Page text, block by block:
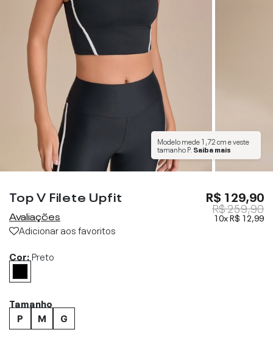
Modelo mede1,72 cme veste
tamanhoP. Saiba mais
Top V Filete Upfit
Avaliações
Adicionar aos favoritos
R$ 129,90
R$ 259,90
10xR$ 12,99
Cor:Preto
Tamanho
P
M G